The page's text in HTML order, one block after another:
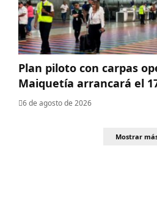
Plan piloto con carpas
Maiquetía arrancará el
6 de agosto de 2026
Mostrar